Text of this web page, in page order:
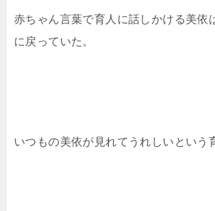
赤ちゃん言葉で育人に話しかける美依
に戻っていた。
いつもの美依が見れてうれしいという